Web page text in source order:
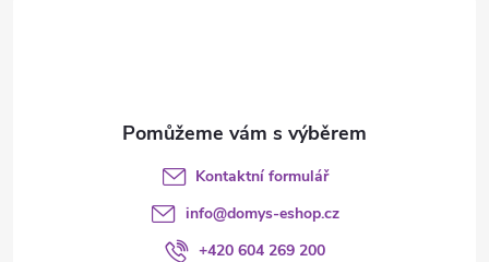
Kontaktní formulář
info@domys-eshop.cz
+420 604 269 200